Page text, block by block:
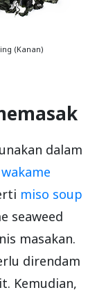
(Kanan)
dalam
wakame
miso soup
seaweed
masakan.
direndam
Kemudian,